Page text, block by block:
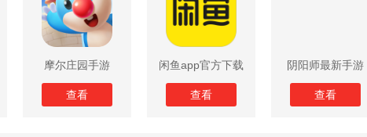
摩尔庄园手游
查看
闲鱼app官方下载
查看
阴阳师最新手游
版
查看